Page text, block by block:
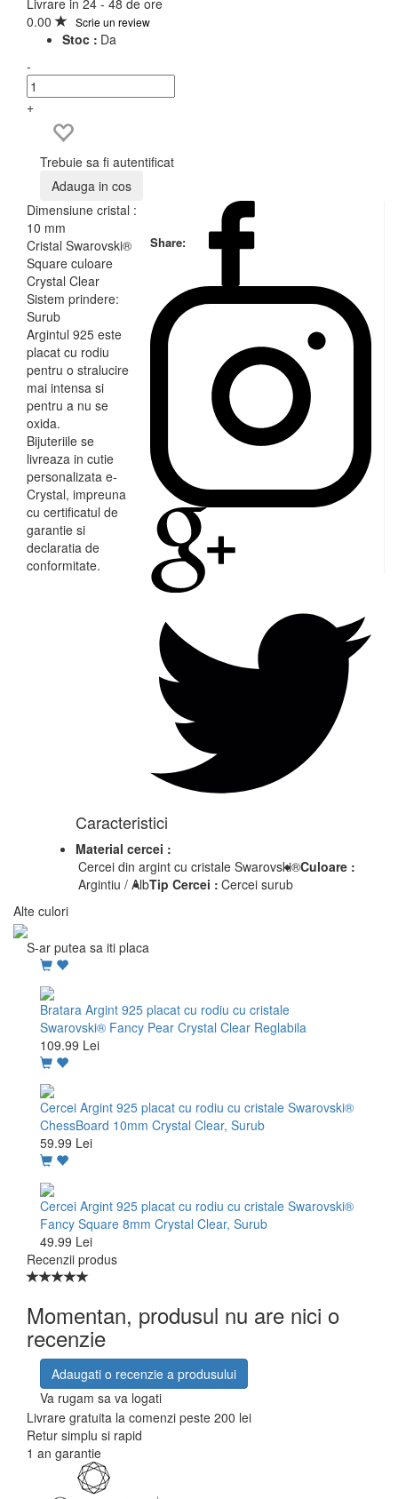
0.00
Scrie un review
Stoc : Da
-
+
Trebuie sa fi autentificat
Adauga in cos
Share:
Dimensiune cristal :
10 mm
Cristal Swarovski®
Square culoare
Crystal Clear
Sistem prindere:
Surub
Argintul 925 este
placat cu rodiu
pentru o stralucire
mai intensa si
pentru a nu se
oxida.
Bijuteriile se
livreaza in cutie
personalizata e-
Crystal, impreuna
cu certificatul de
garantie si
declaratia de
conformitate.
Caracteristici
Material cercei :
Cercei din argint cu cristale Swarovski®Culoare :
Argintiu / AlbTip Cercei : Cercei surub
Alte culori
S-ar putea sa iti placa
Bratara Argint 925 placat cu rodiu cu cristale
Swarovski® Fancy Pear Crystal Clear Reglabila
109.99 Lei
Cercei Argint 925 placat cu rodiu cu cristale Swarovski®
ChessBoard 10mm Crystal Clear, Surub
59.99 Lei
Cercei Argint 925 placat cu rodiu cu cristale Swarovski®
Fancy Square 8mm Crystal Clear, Surub
49.99 Lei
Recenzii produs
Momentan, produsul nu are nici o
recenzie
Adaugati o recenzie a produsului
Va rugam sa va logati
Livrare gratuita la comenzi peste 200 lei
Retur simplu si rapid
1 an garantie